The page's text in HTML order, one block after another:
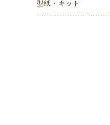
型紙・キット